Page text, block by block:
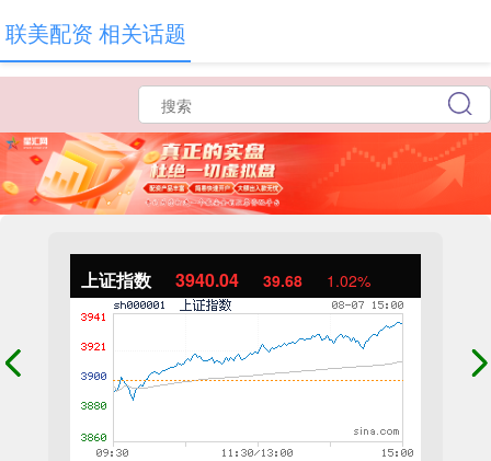
上证指数 3940.04 39.68 1.02%
联美配资 相关话题